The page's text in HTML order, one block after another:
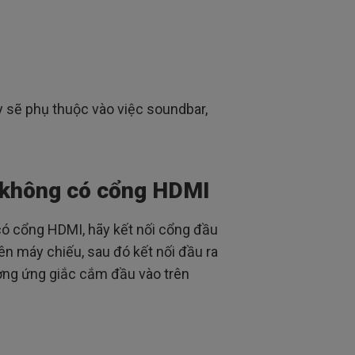
phụ thuộc vào việc soundbar,
có cổng HDMI
cổng HDMI, hãy kết nối cổng đầu
máy chiếu, sau đó kết nối đầu ra
ứng giắc cắm đầu vào trên